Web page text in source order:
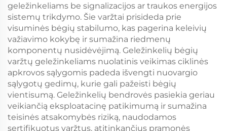
geležinkeliams be signalizacijos ar traukos energijos
sistemų trikdymo. Šie varžtai prisideda prie
visuminės bėgių stabilumo, kas pagerina keleivių
važiavimo kokybę ir sumažina riedmenų
komponentų nusidėvėjimą. Geležinkelių bėgių
varžtų geležinkeliams nuolatinis veikimas ciklinės
apkrovos sąlygomis padeda išvengti nuovargio
sąlygotų gedimų, kurie gali pažeisti bėgių
vientisumą. Geležinkelių bendrovės pasiekia geriau
veikiančią eksploatacinę patikimumą ir sumažina
teisinės atsakomybės riziką, naudodamos
sertifikuotus varžtus, atitinkančius pramonės